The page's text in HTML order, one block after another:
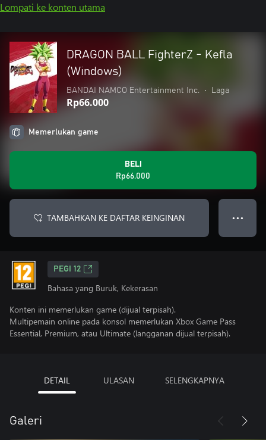
Lompati ke konten utama
DRAGON BALL FighterZ - Kefla
(Windows)
BANDAI NAMCO Entertainment Inc. • Laga
Rp66.000
Memerlukan game
BELI
Rp66.000
TAMBAHKAN KE DAFTAR KEINGINAN ● ● ●
PEGI 12
Bahasa yang Buruk, Kekerasan
Konten ini memerlukan game (dijual terpisah).
Multipemain online pada konsol memerlukan Xbox Game Pass
Essential, Premium, atau Ultimate (langganan dijual terpisah).
DETAIL ULASAN SELENGKAPNYA
Galeri